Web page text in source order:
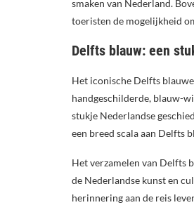
smaken van Nederland.
toeristen de mogelijkheid
Delfts blauw: een
Het iconische Delfts
handgeschilderde, blauw-
stukje Nederlandse
een breed scala aan Delfts
Het verzamelen van Delfts
de Nederlandse kunst en
herinnering aan de reis